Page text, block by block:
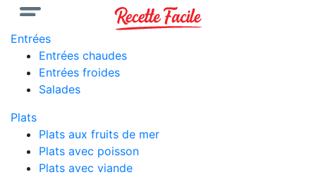
Entrées
Entrées chaudes
Entrées froides
Salades
Plats
Plats aux fruits de mer
Plats avec poisson
Plats avec viande